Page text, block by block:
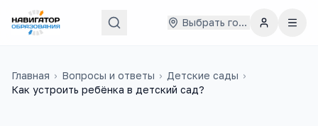
Выбрать город
Главная › Вопросы и ответы › Детские сады ›
Как устроить ребёнка в детский сад?